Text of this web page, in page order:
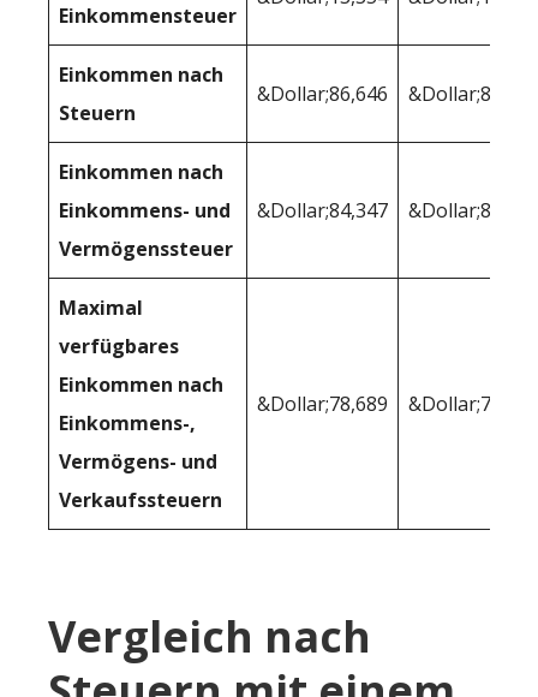
Einkommensteuer
Einkommen nach
Steuern
&Dollar;86,646 &Dollar;85,304
Einkommen nach
Einkommens- und
Vermögenssteuer
&Dollar;84,347 &Dollar;82,404
Maximal
verfügbares
Einkommen nach
Einkommens-,
Vermögens- und
Verkaufssteuern
&Dollar;78,689 &Dollar;78,901
Vergleich nach